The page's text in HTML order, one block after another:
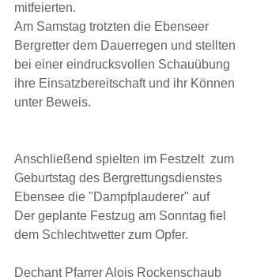
mitfeierten.
Am Samstag trotzten die Ebenseer
Bergretter dem Dauerregen und stellten
bei einer eindrucksvollen Schauübung
ihre Einsatzbereitschaft und ihr Können
unter Beweis.
Anschließend spielten im Festzelt  zum
Geburtstag des Bergrettungsdienstes
Ebensee die "Dampfplauderer" auf
Der geplante Festzug am Sonntag fiel
dem Schlechtwetter zum Opfer.
Dechant Pfarrer Alois Rockenschaub